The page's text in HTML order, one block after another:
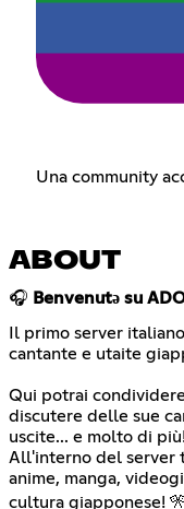
Una community
ABOUT
🎧 Benvenutə su
Il primo server
cantante e utaite
Qui potrai
discutere delle sue
uscite... e molto di
All'interno del server
anime, manga,
cultura giapponese!